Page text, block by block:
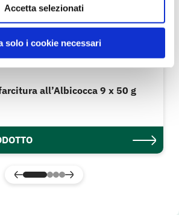
Accetta selezionati
solo i cookie necessari
all’Albicocca 9 x 50 g